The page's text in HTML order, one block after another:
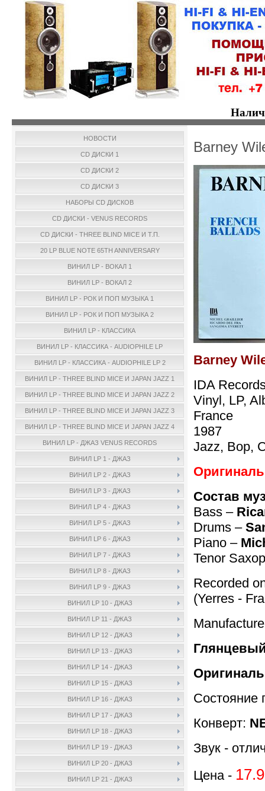
НОВОСТИ
CD ДИСКИ 1
CD ДИСКИ 2
CD ДИСКИ 3
НАБОРЫ CD ДИСКОВ
CD ДИСКИ - VENUS RECORDS
CD ДИСКИ - THREE BLIND MICE И Т.П.
20 LP BLUE NOTE 65TH ANNIVERSARY
ВИНИЛ LP - ВОКАЛ 1
ВИНИЛ LP - ВОКАЛ 2
ВИНИЛ LP - РОК И ПОП МУЗЫКА 1
ВИНИЛ LP - РОК И ПОП МУЗЫКА 2
ВИНИЛ LP - КЛАССИКА
ВИНИЛ LP - КЛАССИКА - AUDIOPHILE LP
ВИНИЛ LP - КЛАССИКА - AUDIOPHILE LP 2
ВИНИЛ LP - THREE BLIND MICE И JAPAN JAZZ 1
ВИНИЛ LP - THREE BLIND MICE И JAPAN JAZZ 2
ВИНИЛ LP - THREE BLIND MICE И JAPAN JAZZ 3
ВИНИЛ LP - THREE BLIND MICE И JAPAN JAZZ 4
ВИНИЛ LP - ДЖАЗ VENUS RECORDS
ВИНИЛ LP 1 - ДЖАЗ
ВИНИЛ LP 2 - ДЖАЗ
ВИНИЛ LP 3 - ДЖАЗ
ВИНИЛ LP 4 - ДЖАЗ
ВИНИЛ LP 5 - ДЖАЗ
ВИНИЛ LP 6 - ДЖАЗ
ВИНИЛ LP 7 - ДЖАЗ
ВИНИЛ LP 8 - ДЖАЗ
ВИНИЛ LP 9 - ДЖАЗ
ВИНИЛ LP 10 - ДЖАЗ
ВИНИЛ LP 11 - ДЖАЗ
ВИНИЛ LP 12 - ДЖАЗ
ВИНИЛ LP 13 - ДЖАЗ
ВИНИЛ LP 14 - ДЖАЗ
ВИНИЛ LP 15 - ДЖАЗ
ВИНИЛ LP 16 - ДЖАЗ
ВИНИЛ LP 17 - ДЖАЗ
ВИНИЛ LP 18 - ДЖАЗ
ВИНИЛ LP 19 - ДЖАЗ
ВИНИЛ LP 20 - ДЖАЗ
ВИНИЛ LP 21 - ДЖАЗ
Barney
Barney
IDA
Vinyl, LP,
France
1987
Jazz, Bop,
Состав
Bass –
Drums –
Piano –
Tenor
Recorded
(Yerres -
Состояние
Конверт:
Звук -
Цена -